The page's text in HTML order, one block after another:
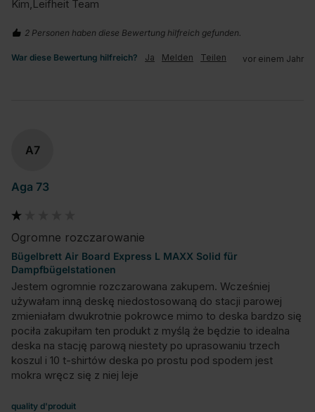
Kim,Leifheit Team
2 Personen haben diese Bewertung hilfreich gefunden.
War diese Bewertung hilfreich? Ja Melden Teilen vor einem Jahr
A7
Aga 73
Ogromne rozczarowanie
Bügelbrett Air Board Express L MAXX Solid für
Dampfbügelstationen
Jestem ogromnie rozczarowana zakupem. Wcześniej
używałam inną deskę niedostosowaną do stacji parowej
zmieniałam dwukrotnie pokrowce mimo to deska bardzo się
pociła zakupiłam ten produkt z myślą że będzie to idealna
deska na stację parową niestety po uprasowaniu trzech
koszul i 10 t-shirtów deska po prostu pod spodem jest
mokra wręcz się z niej leje
quality d'produit